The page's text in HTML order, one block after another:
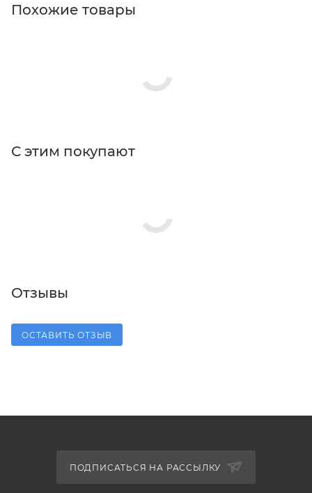
Похожие товары
С этим покупают
Отзывы
ОСТАВИТЬ ОТЗЫВ
ПОДПИСАТЬСЯ НА РАССЫЛКУ